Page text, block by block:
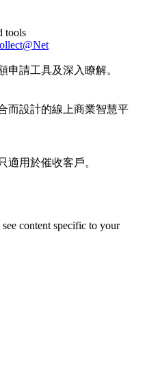
tools
申請工具及深入瞭解。
而設計的線上商業智慧平
適用於催收客戶。
content specific to your